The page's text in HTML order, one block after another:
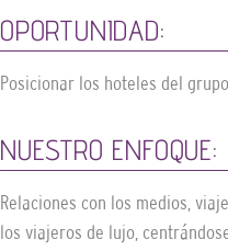
OPORTUNIDAD:
Posicionar los hoteles del
NUESTRO ENFOQUE:
Relaciones con los medios,
los viajeros de lujo,